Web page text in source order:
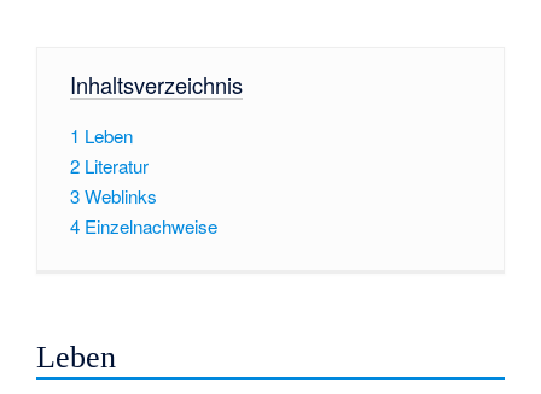
Inhaltsverzeichnis
1 Leben
2 Literatur
3Weblinks
4 Einzelnachweise
Leben